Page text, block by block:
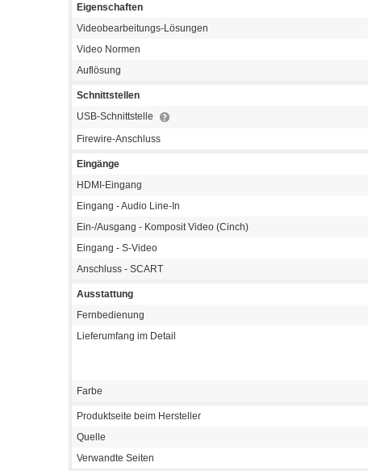
Eigenschaften
Videobearbeitungs-Lösungen
Video Normen
Auflösung
Schnittstellen
USB-Schnittstelle
Firewire-Anschluss
Eingänge
HDMI-Eingang
Eingang - Audio Line-In
Ein-/Ausgang - Komposit Video (Cinch)
Eingang - S-Video
Anschluss - SCART
Ausstattung
Fernbedienung
Lieferumfang im Detail
Farbe
Produktseite beim Hersteller
Quelle
Verwandte Seiten